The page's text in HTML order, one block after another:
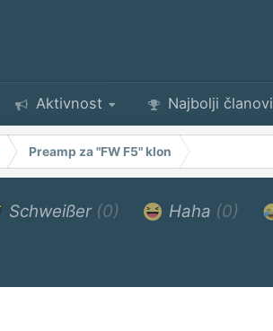
Aktivnost Najbolji članovi
Preamp za "FW F5" klon
Schweißer (0) Haha (0)